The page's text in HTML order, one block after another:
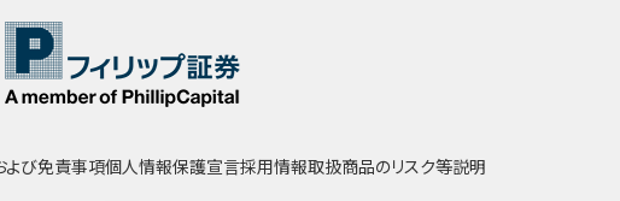
び免責事項個人情報保護宣言採用情報取扱商品のリスク等説明